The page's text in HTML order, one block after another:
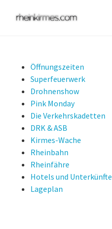
Öffnungszeiten
Superfeuerwerk
Drohnenshow
Pink Monday
Die Verkehrskadetten
DRK & ASB
Kirmes-Wache
Rheinbahn
Rheinfähre
Hotels und Unterkünfte
Lageplan